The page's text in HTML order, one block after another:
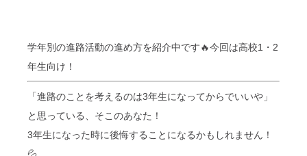
学年別の進路活動の進め方を紹介中です🔥今回は高校1・2
年生向け！
「進路のことを考えるのは3年生になってからでいいや」
と思っている、そこのあなた！
3年生になった時に後悔することになるかもしれません！